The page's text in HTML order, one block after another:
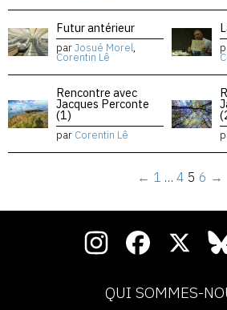
Futur antérieur
parJosué Morel,
Corentin Lê
Rencontre avec
Jacques Perconte
(1)
par Corentin Lê
← 1 … 4 5 6 →
QUI SOMMES-